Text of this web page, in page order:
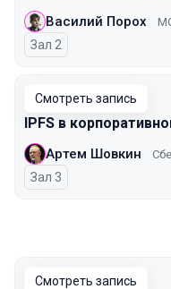
Василий Порох
Зал 2
Смотреть запись
IPFS в
Артем Шовкин
Зал 3
Смотреть запись